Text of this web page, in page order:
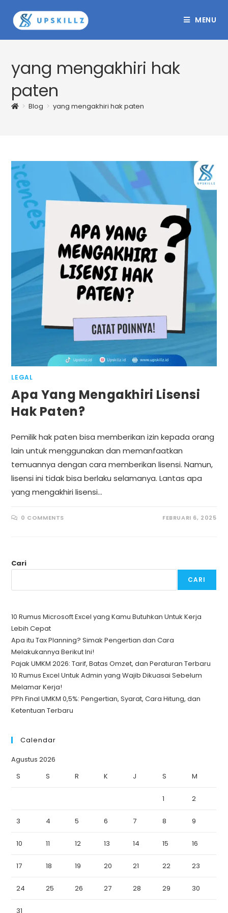
content
MENU
yang mengakhiri hak
paten
> Blog > yang mengakhiri hak paten
LEGAL
Apa Yang Mengakhiri Lisensi
Hak Paten?
Pemilik hak paten bisa memberikan izin kepada orang
lain untuk menggunakan dan memanfaatkan
temuannya dengan cara memberikan lisensi. Namun,
lisensi ini tidak bisa berlaku selamanya. Lantas apa
yang mengakhiri lisensi…
0 COMMENTS FEBRUARI 6, 2025
Cari
CARI
10 Rumus Microsoft Excel yang Kamu Butuhkan Untuk Kerja
Lebih Cepat
Apa itu Tax Planning? Simak Pengertian dan Cara
Melakukannya Berikut Ini!
Pajak UMKM 2026: Tarif, Batas Omzet, dan Peraturan Terbaru
10 Rumus Excel Untuk Admin yang Wajib Dikuasai Sebelum
Melamar Kerja!
PPh Final UMKM 0,5%: Pengertian, Syarat, Cara Hitung, dan
Ketentuan Terbaru
Calendar
Agustus 2026
S
S R K J S M
1 2
3 4 5 6 7 8 9
10 11 12 13 14 15 16
17 18 19 20 21 22 23
24 25 26 27 28 29 30
31